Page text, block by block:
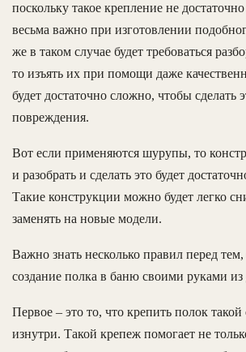
поскольку такое крепление не
весьма важно при изготовлении
же в таком случае будет требоваться
то изъять их при помощи даже
будет достаточно сложно, чтобы сделать
повреждения.
Вот если применяются шурупы, то
и разобрать и сделать это будет
Такие конструкции можно будет легко
заменять на новые модели.
Важно знать несколько правил перед тем,
создание полка в баню своими руками из
Первое – это то, что крепить полок такой
изнутри. Такой крепеж помогает не